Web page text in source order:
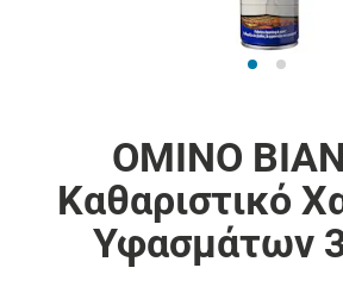
OMINO
Καθαριστικό
Υφασμάτων